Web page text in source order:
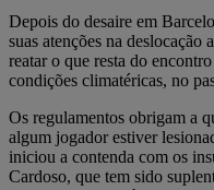
Depois do desaire em
suas atenções na
reatar o que resta do
condições climatéricas, no
Os regulamentos obrigam a
algum jogador estiver
iniciou a contenda com os
Cardoso, que tem sido